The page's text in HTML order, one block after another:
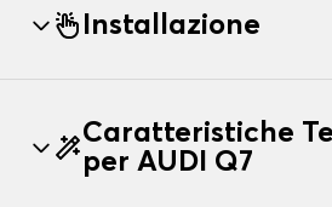
Installazione
Caratteristiche
per AUDI Q7